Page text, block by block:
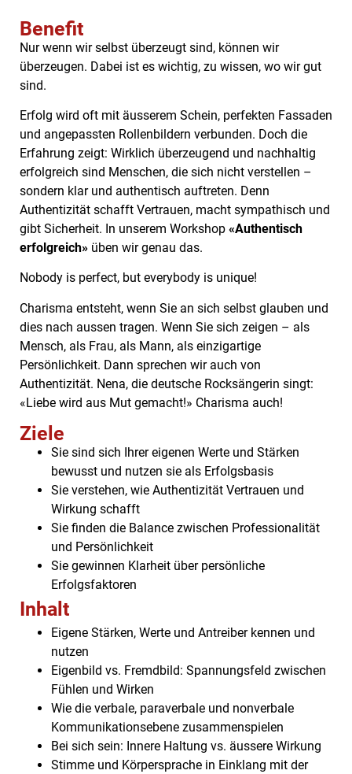
Benefit
Nur wenn wir selbst überzeugt sind, können wir
überzeugen. Dabei ist es wichtig, zu wissen, wo wir gut
sind.
Erfolg wird oft mit äusserem Schein, perfekten Fassaden
und angepassten Rollenbildern verbunden. Doch die
Erfahrung zeigt: Wirklich überzeugend und nachhaltig
erfolgreich sind Menschen, die sich nicht verstellen –
sondern klar und authentisch auftreten. Denn
Authentizität schafft Vertrauen, macht sympathisch und
gibt Sicherheit. In unserem Workshop «Authentisch
erfolgreich» üben wir genau das.
Nobody is perfect, but everybody is unique!
Charisma entsteht, wenn Sie an sich selbst glauben und
dies nach aussen tragen. Wenn Sie sich zeigen – als
Mensch, als Frau, als Mann, als einzigartige
Persönlichkeit. Dann sprechen wir auch von
Authentizität. Nena, die deutsche Rocksängerin singt:
«Liebe wird aus Mut gemacht!» Charisma auch!
Ziele
Sie sind sich Ihrer eigenen Werte und Stärken
bewusst und nutzen sie als Erfolgsbasis
Sie verstehen, wie Authentizität Vertrauen und
Wirkung schafft
Sie finden die Balance zwischen Professionalität
und Persönlichkeit
Sie gewinnen Klarheit über persönliche
Erfolgsfaktoren
Inhalt
Eigene Stärken, Werte und Antreiber kennen und
nutzen
Eigenbild vs. Fremdbild: Spannungsfeld zwischen
Fühlen und Wirken
Wie die verbale, paraverbale und nonverbale
Kommunikationsebene zusammenspielen
Bei sich sein: Innere Haltung vs. äussere Wirkung
Stimme und Körpersprache in Einklang mit der